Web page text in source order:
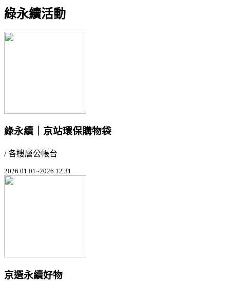
綠永續活動
綠永續｜京站環保購物袋
/ 各樓層公帳台
2026.01.01~2026.12.31
京選永續好物